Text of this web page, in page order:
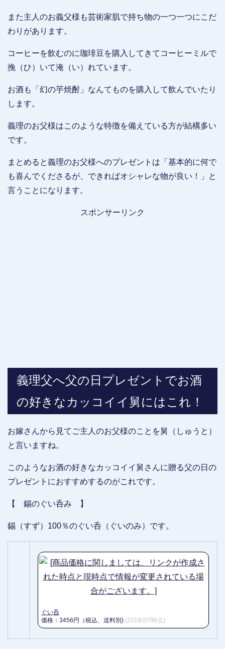
また主人のお義父様も芸術家肌で持ち物の一つ一つにこだ
わりがあります。
コーヒーを飲むのに珈琲豆を購入してきてコーヒーミルで
挽（ひ）いて淹（い）れています。
お酒も「幻の芋焼酎」なんてものを購入して飲んでいたり
します。
義理のお父様はこのような特徴を備えている方が結構多い
です。
まとめると義理のお父様へのプレゼントは「基本的に何で
も喜んでくださるが、できればオシャレな物が良い！」と
言うことになります。
スポンサーリンク
義理父へ父の日プレゼントでお酒
の好きなカッコイイ舅にはこれ！
お嫁さんから見てご主人のお父様のことを舅（しゅうと）
と言いますね。
このようなお酒の好きなカッコイイ舅さんに贈る父の日の
プレゼントにおすすめするのがこれです。
【 錫のぐい呑み 】
錫（すず）100％のぐい呑（ぐいのみ）です。
ぐい呑
価格：3456円（税込、送料別) (2019/2/7時点)